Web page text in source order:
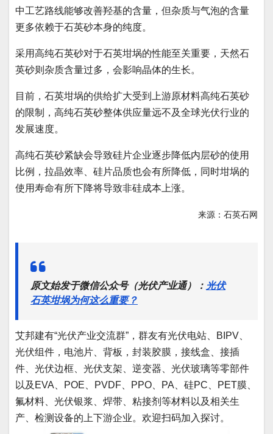
中工艺路线能够改善羟基的含量，但杂质与气泡的含量
更多依赖于石英砂本身的纯度。
采用高纯石英砂对于石英坩埚的性能至关重要，天然石
英砂则杂质含量过多，会影响晶体的生长。
目前，石英坩埚的供给扩大受到上游原材料高纯石英砂
的限制，高纯石英砂整体供应量远不及全球光伏行业的
发展速度。
高纯石英砂紧缺会导致硅片企业逐步降低内层砂的使用
比例，拉晶效率、硅片品质也会有所降低，同时坩埚的
使用寿命有所下降将导致非硅成本上涨。
来源：石英石网
原文始发于微信公众号（光伏产业通）： 光伏
石英坩埚为何这么重要？
艾邦建有“光伏产业交流群”，群友有光伏电站、BIPV、
光伏组件，电池片、背板，封装胶膜，接线盒、接插
件、光伏边框、光伏支架、逆变器、光伏玻璃等零部件
以及EVA、POE、PVDF、PPO、PA、硅PC、PET膜、
氟材料、光伏银浆、焊带、粘接剂等材料以及相关生
产、检测设备的上下游企业。欢迎扫码加入探讨。